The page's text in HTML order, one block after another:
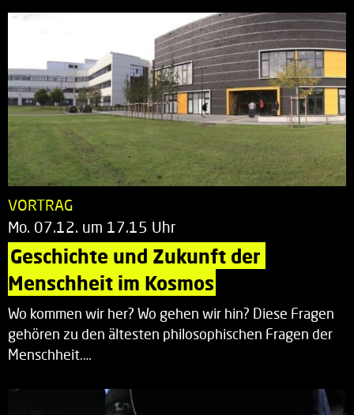
VORTRAG
Mo. 07.12. um 17.15 Uhr
Geschichte und Zukunft der
Menschheit im Kosmos
Wo kommen wir her? Wo gehen wir hin? Diese Fragen
gehören zu den ältesten philosophischen Fragen der
Menschheit.…